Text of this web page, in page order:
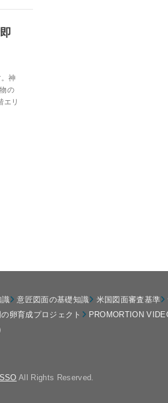
神
の
エリ
識 意匠図面の基礎知識 米国図面審査基準
卵育成プロジェクト PROMORTION
All Rights Reserved.